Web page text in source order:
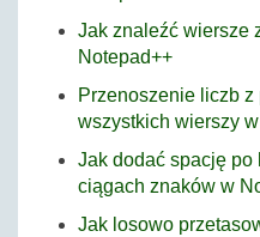
Jak znaleźć wiersze
Notepad++
Przenoszenie liczb
wszystkich wierszy
Jak dodać spację po
ciągach znaków w
Jak losowo